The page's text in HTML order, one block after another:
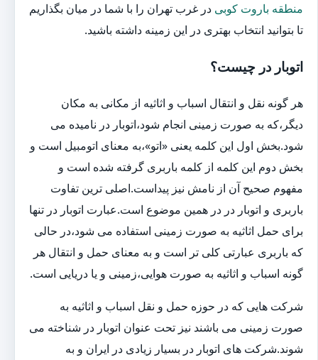
منطقه باروت کوبی در غرب تهران را با شما در میان بگذاریم
تا بتوانید انتخاب بهتری در این زمینه داشته باشید.
اتوبار در چیست؟
هر گونه نقل و انتقال اسباب و اثاثیه از مکانی به مکان
دیگر،که به صورت زمینی انجام شود،اتوبار در نامیده می
شود.بخش اول این کلمه یعنی «اتو»،به معنای اتومبیل است و
بخش دوم این کلمه از کلمه باربری گرفته شده است و
مفهوم صحیح آن از نامش نیز پیداست.اصلی ترین تفاوت
باربری و اتوبار در در همین موضوع است.عبارت اتوبار در تنها
برای حمل اثاثیه به صورت زمینی استفاده می شود،در حالی
که باربری عبارتی کلی تر است و به معنای حمل و انتقال هر
گونه اسباب و اثاثیه به صورت هوایی،زمینی و یا دریایی است.
شرکت هایی که در حوزه حمل و نقل اسباب و اثاثیه به
صورت زمینی می باشند نیز تحت عنوان اتوبار در شناخته می
شوند.شرکت های اتوبار در بسیار زیادی در ایران و به